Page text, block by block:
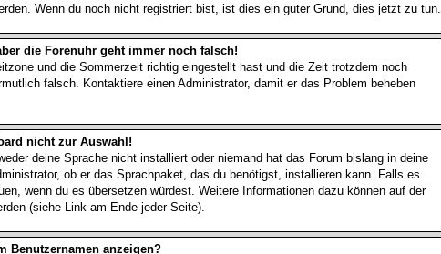
Wenn du noch nicht registriert bist, ist dies ein guter Grund, dies jetzt zu tun.
die Forenuhr geht immer noch falsch!
und die Sommerzeit richtig eingestellt hast und die Zeit trotzdem noch
falsch. Kontaktiere einen Administrator, damit er das Problem beheben
nicht zur Auswahl!
deine Sprache nicht installiert oder niemand hat das Forum bislang in deine
ob er das Sprachpaket, das du benötigst, installieren kann. Falls es
wenn du es übersetzen würdest. Weitere Informationen dazu können auf der
(siehe Link am Ende jeder Seite).
Benutzernamen anzeigen?